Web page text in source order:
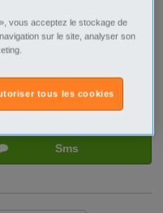
Sms
vous acceptez le stockage de
sur le site, analyser son
tous les cookies